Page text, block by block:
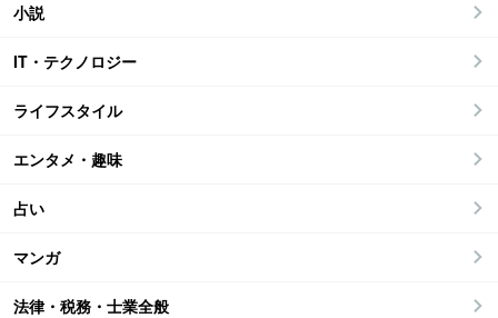
小説
IT・テクノロジー
ライフスタイル
エンタメ・趣味
占い
マンガ
法律・税務・士業全般